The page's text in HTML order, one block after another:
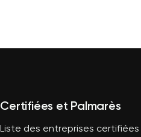
Certifiées et Palmarès
Liste des entreprises certifiées